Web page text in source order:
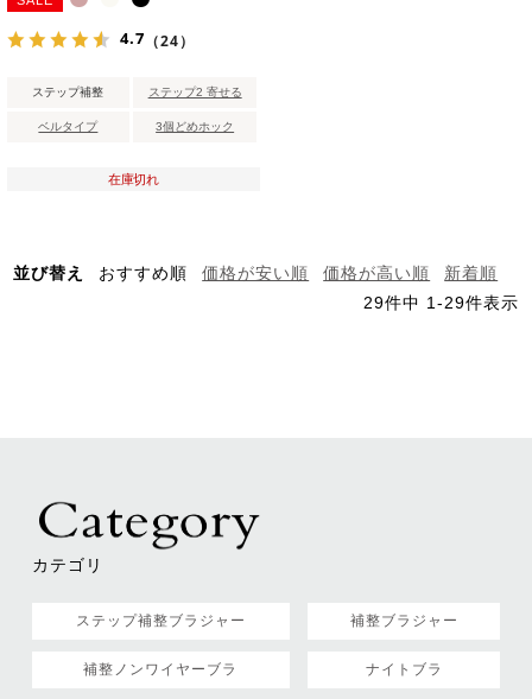
4.7 （24）
ステップ補整 ステップ2 寄せる
ベルタイプ 3個どめホック
在庫切れ
並び替え おすすめ順 価格が安い順 価格が高い順
新着順
29件中 1 -29件表示
カテゴリ
ステップ補整ブラジャー 補整ブラジャー
補整ノンワイヤーブラ ナイトブラ